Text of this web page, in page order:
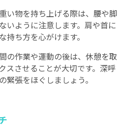
重い物を持ち上げる際は、腰や脚
いように注意します。肩や首に
持ち方を心がけます。
の作業や運動の後は、休憩を取
スさせることが大切です。深呼
緊張をほぐしましょう。